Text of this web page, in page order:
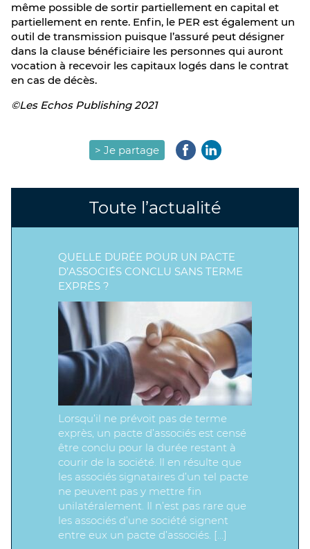
même possible de sortir partiellement en capital et
partiellement en rente. Enfin, le PER est également un
outil de transmission puisque l’assuré peut désigner
dans la clause bénéficiaire les personnes qui auront
vocation à recevoir les capitaux logés dans le contrat
en cas de décès.
©Les Echos Publishing 2021
> Je partage
Toute l’actualité
QUELLE DURÉE POUR UN PACTE
D’ASSOCIÉS CONCLU SANS TERME
EXPRÈS ?
Lorsqu’il ne prévoit pas de terme
exprès, un pacte d’associés est censé
être conclu pour la durée restant à
courir de la société. Il en résulte que
les associés signataires d’un tel pacte
ne peuvent pas y mettre fin
unilatéralement. Il n’est pas rare que
les associés d’une société signent
entre eux un pacte d’associés. […]